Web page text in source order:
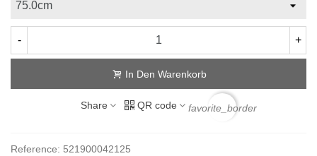
- +
In Den Warenkorb
Share QR code favorite_border
Reference: 521900042125